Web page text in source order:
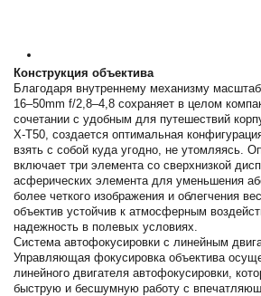
Конструкция объектива
Благодаря внутреннему механизму
16–50mm f/2,8–4,8 сохраняет в целом
сочетании с удобным для путешествий
X-T50, создается оптимальная
взять с собой куда угодно, не утомляясь.
включает три элемента со сверхнизкой
асферических элемента для уменьшения
более четкого изображения и облегчения
объектив устойчив к атмосферным
надежность в полевых условиях.
Система автофокусировки с линейным
Управляющая фокусировка объектива
линейного двигателя автофокусировки,
быструю и бесшумную работу с